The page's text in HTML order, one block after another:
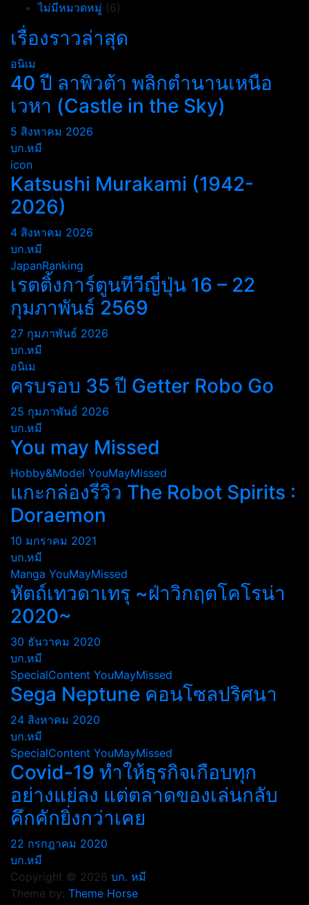
ไม่มีหมวดหมู่ (6)
เรื่องราวล่าสุด
อนิเม
40 ปี ลาพิวต้า พลิกตำนานเหนือ
เวหา (Castle in the Sky)
5 สิงหาคม 2026
บก.หมี
icon
Katsushi Murakami (1942-
2026)
4 สิงหาคม 2026
บก.หมี
JapanRanking
เรตติ้งการ์ตูนทีวีญี่ปุ่น 16 – 22
กุมภาพันธ์ 2569
27 กุมภาพันธ์ 2026
บก.หมี
อนิเม
ครบรอบ 35 ปี Getter Robo Go
25 กุมภาพันธ์ 2026
บก.หมี
You may Missed
Hobby&Model YouMayMissed
แกะกล่องรีวิว The Robot Spirits :
Doraemon
10 มกราคม 2021
บก.หมี
Manga YouMayMissed
หัตถ์เทวดาเทรุ ~ฝ่าวิกฤตโคโรน่า
2020~
30 ธันวาคม 2020
บก.หมี
SpecialContent YouMayMissed
Sega Neptune คอนโซลปริศนา
24 สิงหาคม 2020
บก.หมี
SpecialContent YouMayMissed
Covid-19 ทำให้ธุรกิจเกือบทุก
อย่างแย่ลง แต่ตลาดของเล่นกลับ
คึกคักยิ่งกว่าเคย
22 กรกฎาคม 2020
บก.หมี
Copyright © 2026 บก. หมี
Theme by: Theme Horse